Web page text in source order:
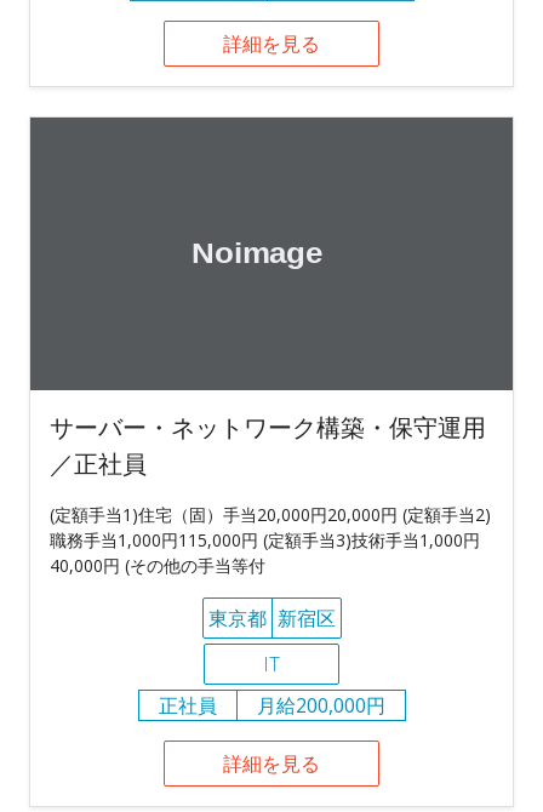
詳細を見る
サーバー・ネットワーク構築・保守運用
／正社員
(定額手当1)住宅（固）手当20,000円20,000円 (定額手当2)
職務手当1,000円115,000円 (定額手当3)技術手当1,000円
40,000円 (その他の手当等付
東京都 新宿区
IT
正社員
月給200,000円
詳細を見る